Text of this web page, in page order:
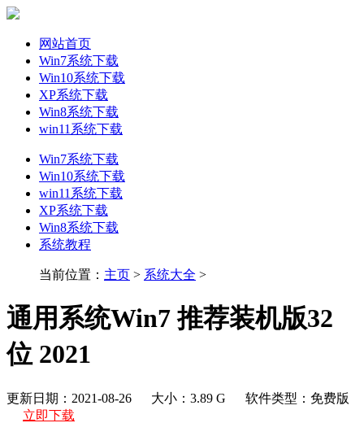
网站首页
Win7系统下载
Win10系统下载
XP系统下载
Win8系统下载
win11系统下载
Win7系统下载
Win10系统下载
win11系统下载
XP系统下载
Win8系统下载
系统教程
当前位置： 主页 > 系统大全 >
通用系统Win7 推荐装机版32
位 2021
更新日期：2021-08-26 大小：3.89 G
软件类型：免费版
立即下载